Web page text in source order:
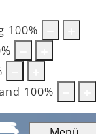
100%
%
100%